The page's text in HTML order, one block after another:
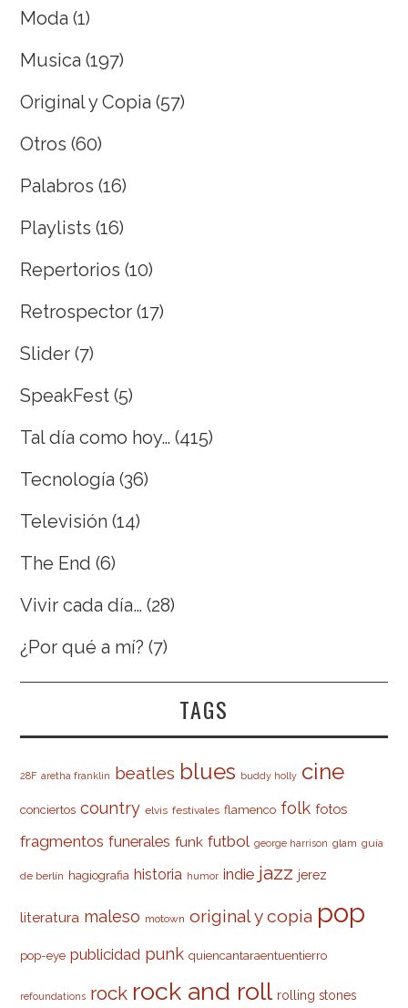
Moda (1)
Musica (197)
Original y Copia (57)
Otros (60)
Palabros (16)
Playlists (16)
Repertorios (10)
Retrospector (17)
Slider (7)
SpeakFest (5)
Tal día como hoy… (415)
Tecnología (36)
Televisión (14)
The End (6)
Vivir cada día… (28)
¿Por qué a mí? (7)
TAGS
28F aretha franklin beatles blues buddy holly cine
conciertos country elvis festivales flamenco folk fotos
fragmentos funerales funk futbol george harrison glam guía
de berlín hagiografia historia humor indie jazz jerez
literatura maleso motown original y copia pop
pop-eye publicidad punk quiencantaraentuentierro
refoundations rock rock and roll rolling stones